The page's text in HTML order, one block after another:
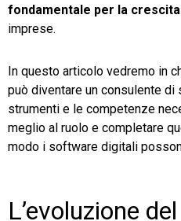
fondamentale per la
imprese.
In questo articolo vedremo in
può diventare un consulente
strumenti e le competenze
meglio al ruolo e completare
modo i software digitali
L’evoluzione